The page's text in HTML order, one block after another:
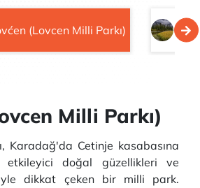
(Lovcen Milli Parkı)
Milli Parkı)
Karadağ'da Cetinje kasabasına
doğal güzellikleri ve
dikkat çeken bir milli park.